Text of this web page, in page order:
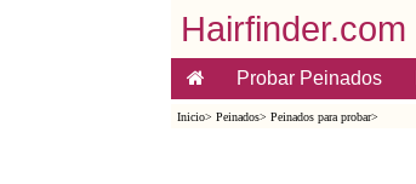
Hairfinder.com
Probar Peinados
Inicio> Peinados> Peinados para probar>